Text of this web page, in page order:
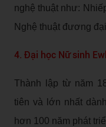
nghệ thuật như:
Nghệ thuật đương
4. Đại học Nữ sinh
Thành lập từ năm
tiên và lớn nhất
hơn 100 năm phát